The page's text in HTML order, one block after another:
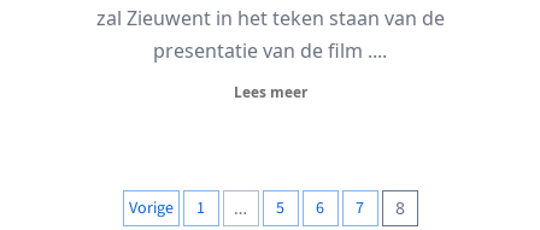
zal Zieuwent in het teken staan van de
presentatie van de film ....
Lees meer
Berichten
Vorige 1 … 5 6 7 8